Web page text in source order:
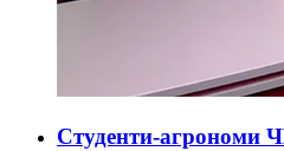
Студенти-агрономи